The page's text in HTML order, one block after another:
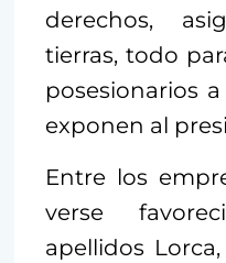
derechos,
tierras, todo
posesionarios
exponen al
Entre los
verse
apellidos